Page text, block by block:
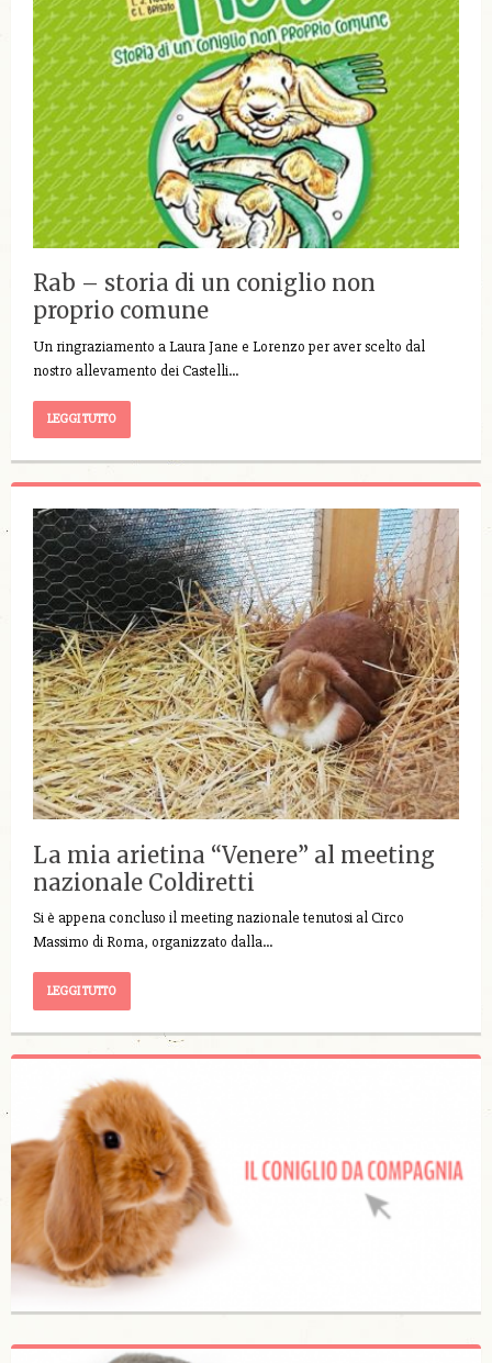
Rab – storia di un coniglio non
proprio comune
Un ringraziamento a Laura Jane e Lorenzo per aver scelto dal
nostro allevamento dei Castelli…
LEGGI TUTTO
La mia arietina “Venere” al meeting
nazionale Coldiretti
Si è appena concluso il meeting nazionale tenutosi al Circo
Massimo di Roma, organizzato dalla…
LEGGI TUTTO